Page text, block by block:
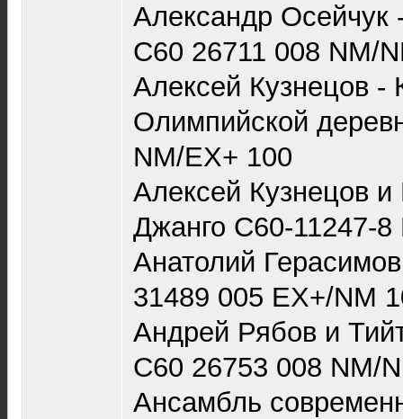
Александр Осейчук
С60 26711 008 NM/
Алексей Кузнецов -
Олимпийской
NM/EX+ 100
Алексей Кузнецов
Джанго С60-11247-8
Анатолий
31489 005 EX+/NM
Андрей Рябов и
С60 26753 008 NM/
Ансамбль